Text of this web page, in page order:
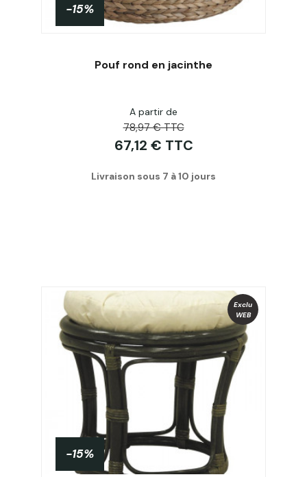
Acheter
PROMO !
-15%
Pouf rond en jacinthe
A partir de
78,97 € TTC
67,12 € TTC
Livraison sous 7 à 10 jours
Exclu
WEB
PROMO !
-15%